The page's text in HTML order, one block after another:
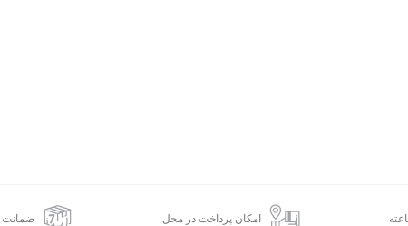
امکان پرداخت در محل ضمانت